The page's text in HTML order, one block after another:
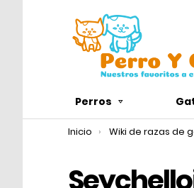
Perros
You are here:
Inicio Wiki de razas de